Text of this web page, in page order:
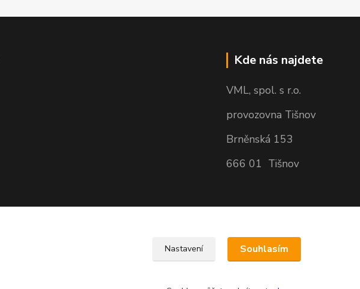
Kde nás najdete
VML, spol. s r.o.
provozovna Tišnov
Brněnská 153
666 01 Tišnov
Nastavení Souhlasím